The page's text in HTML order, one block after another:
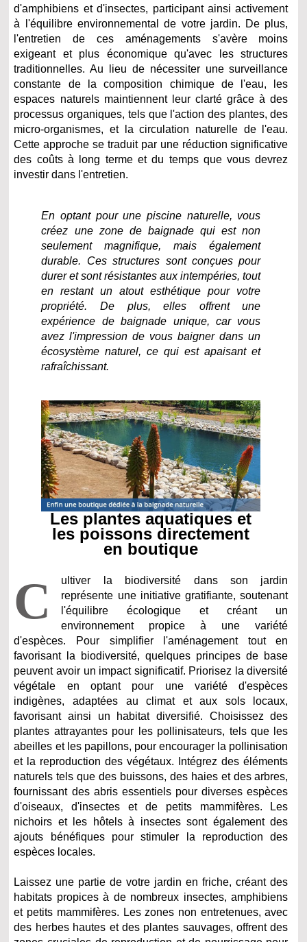
d'amphibiens et d'insectes, participant ainsi activement
à l'équilibre environnemental de votre jardin. De plus,
l'entretien de ces aménagements s'avère moins
exigeant et plus économique qu'avec les structures
traditionnelles. Au lieu de nécessiter une surveillance
constante de la composition chimique de l'eau, les
espaces naturels maintiennent leur clarté grâce à des
processus organiques, tels que l'action des plantes, des
micro-organismes, et la circulation naturelle de l'eau.
Cette approche se traduit par une réduction significative
des coûts à long terme et du temps que vous devrez
investir dans l'entretien.
En optant pour une piscine naturelle, vous
créez une zone de baignade qui est non
seulement magnifique, mais également
durable. Ces structures sont conçues pour
durer et sont résistantes aux intempéries, tout
en restant un atout esthétique pour votre
propriété. De plus, elles offrent une
expérience de baignade unique, car vous
avez l'impression de vous baigner dans un
écosystème naturel, ce qui est apaisant et
rafraîchissant.
Les plantes aquatiques et
les poissons directement
en boutique
C
ultiver la biodiversité dans son jardin
représente une initiative gratifiante, soutenant
l'équilibre écologique et créant un
environnement propice à une variété
d'espèces. Pour simplifier l'aménagement tout en
favorisant la biodiversité, quelques principes de base
peuvent avoir un impact significatif. Priorisez la diversité
végétale en optant pour une variété d'espèces
indigènes, adaptées au climat et aux sols locaux,
favorisant ainsi un habitat diversifié. Choisissez des
plantes attrayantes pour les pollinisateurs, tels que les
abeilles et les papillons, pour encourager la pollinisation
et la reproduction des végétaux. Intégrez des éléments
naturels tels que des buissons, des haies et des arbres,
fournissant des abris essentiels pour diverses espèces
d'oiseaux, d'insectes et de petits mammifères. Les
nichoirs et les hôtels à insectes sont également des
ajouts bénéfiques pour stimuler la reproduction des
espèces locales.
Laissez une partie de votre jardin en friche, créant des
habitats propices à de nombreux insectes, amphibiens
et petits mammifères. Les zones non entretenues, avec
des herbes hautes et des plantes sauvages, offrent des